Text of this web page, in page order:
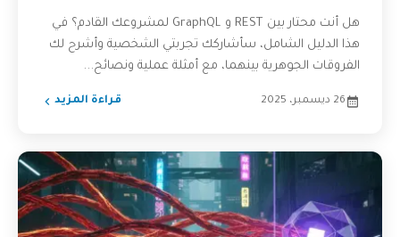
هل أنت محتار بين REST و GraphQL لمشروعك القادم؟ في
هذا الدليل الشامل، سأشاركك تجربتي الشخصية وأشرح لك
الفروقات الجوهرية بينهما، مع أمثلة عملية ونصائح...
26 ديسمبر، 2025 قراءة المزيد